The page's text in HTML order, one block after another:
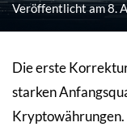
Veröffentlicht am8.
Die erste
starken